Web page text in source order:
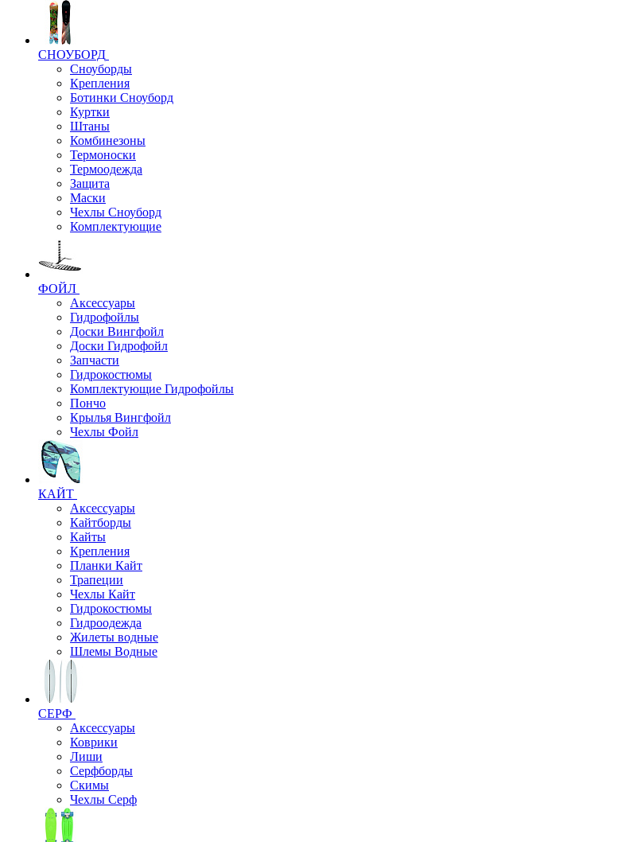
СНОУБОРД
Сноуборды
Крепления
Ботинки Сноуборд
Куртки
Штаны
Комбинезоны
Термоноски
Термоодежда
Защита
Маски
Чехлы Сноуборд
Комплектующие
ФОЙЛ
Аксессуары
Гидрофойлы
Доски Вингфойл
Доски Гидрофойл
Запчасти
Гидрокостюмы
Комплектующие Гидрофойлы
Пончо
Крылья Вингфойл
Чехлы Фойл
КАЙТ
Аксессуары
Кайтборды
Кайты
Крепления
Планки Кайт
Трапеции
Чехлы Кайт
Гидрокостюмы
Гидроодежда
Жилеты водные
Шлемы Водные
СЕРФ
Аксессуары
Коврики
Лиши
Серфборды
Скимы
Чехлы Cерф